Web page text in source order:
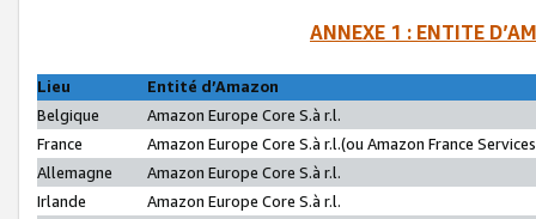
ANNEXE 1 : ENTITE
Lieu
Entité d’Amazon
Belgique
Amazon Europe Core S.à r.l.
France
Amazon Europe Core S.à r.l.(ou Amazon France
Allemagne
Amazon Europe Core S.à r.l.
Irlande
Amazon Europe Core S.à r.l.